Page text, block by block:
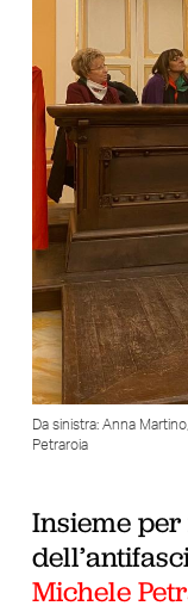
Da sinistra: Anna
Petraroia
Insieme
Michele